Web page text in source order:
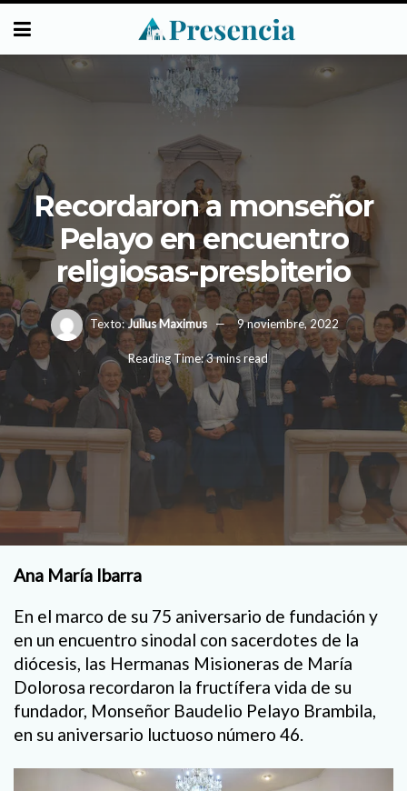
Recordaron a monseñor
Pelayo en encuentro
religiosas-presbiterio
Texto:Julius Maximus 9 noviembre, 2022
Reading Time: 3 mins read
Ana María Ibarra
En el marco de su 75 aniversario de fundación y
en un encuentro sinodal con sacerdotes de la
diócesis, las Hermanas Misioneras de María
Dolorosa recordaron la fructífera vida de su
fundador, Monseñor Baudelio Pelayo Brambila,
en su aniversario luctuoso número 46.